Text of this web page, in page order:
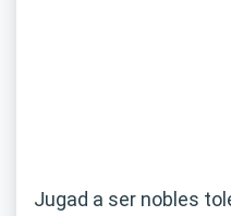
Jugad a ser nobles